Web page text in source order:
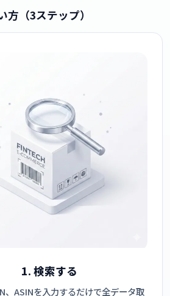
方（3ステップ）
1. 検索する
、ASINを入力するだけで全データ取